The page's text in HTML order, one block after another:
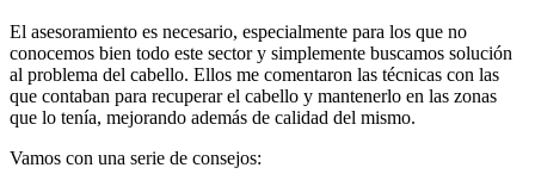
El asesoramiento es necesario, especialmente para los que no
conocemos bien todo este sector y simplemente buscamos solución
al problema del cabello. Ellos me comentaron las técnicas con las
que contaban para recuperar el cabello y mantenerlo en las zonas
que lo tenía, mejorando además de calidad del mismo.
Vamos con una serie de consejos: